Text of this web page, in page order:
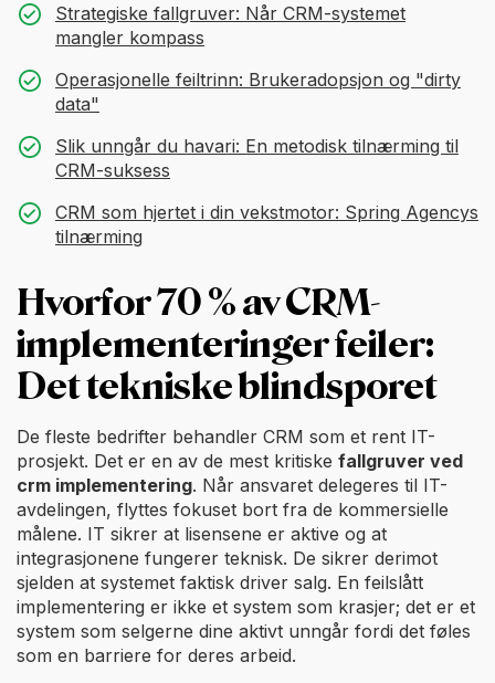
Strategiske fallgruver: Når CRM-systemet
mangler kompass
Operasjonelle feiltrinn: Brukeradopsjon og "dirty
data"
Slik unngår du havari: En metodisk tilnærming til
CRM-suksess
CRM som hjertet i din vekstmotor: Spring Agencys
tilnærming
Hvorfor 70 % av CRM-
implementeringer feiler:
Det tekniske blindsporet
De fleste bedrifter behandler CRM som et rent IT-
prosjekt. Det er en av de mest kritiske fallgruver ved
crm implementering. Når ansvaret delegeres til IT-
avdelingen, flyttes fokuset bort fra de kommersielle
målene. IT sikrer at lisensene er aktive og at
integrasjonene fungerer teknisk. De sikrer derimot
sjelden at systemet faktisk driver salg. En feilslått
implementering er ikke et system som krasjer; det er et
system som selgerne dine aktivt unngår fordi det føles
som en barriere for deres arbeid.